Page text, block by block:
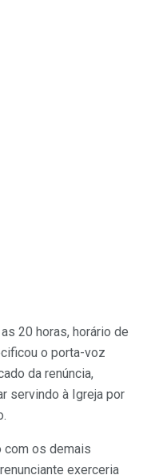
20 horas, horário de
o porta-voz
da renúncia,
servindo à Igreja por
com os demais
exerceria